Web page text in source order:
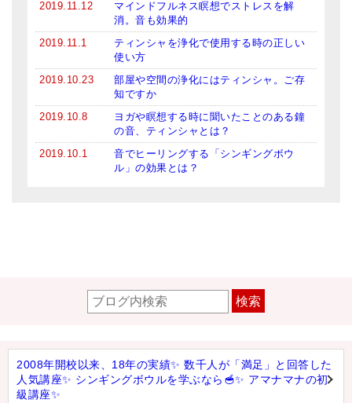
2019.11.12
マインドフルネス瞑想でストレスを解
消。音も効果的
2019.11.1
ティンシャを浄化で使用する時の正しい
使い方
2019.10.23
部屋や空間の浄化にはティンシャ。ご存
知ですか
2019.10.8
ヨガや瞑想する時に聞いたことのある鐘
の音、ティンシャとは？
2019.10.1
音でヒーリングする「シンギングボウ
ル」の効果とは？
検索
2008年開校以来、18年の実績✨ 数千人が「満足」と回答した
人気講座✨ シンギングボウルを学ぶなら🥣✨ アマナマナの初
級講座✨